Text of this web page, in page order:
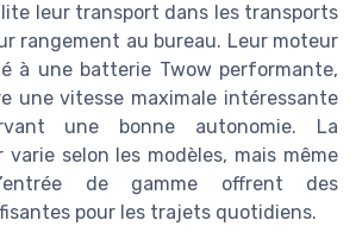
leur transport dans les transports
rangement au bureau. Leur moteur
à une batterie Twow performante,
une vitesse maximale intéressante
une bonne autonomie. La
varie selon les modèles, mais même
de gamme offrent des
pour les trajets quotidiens.